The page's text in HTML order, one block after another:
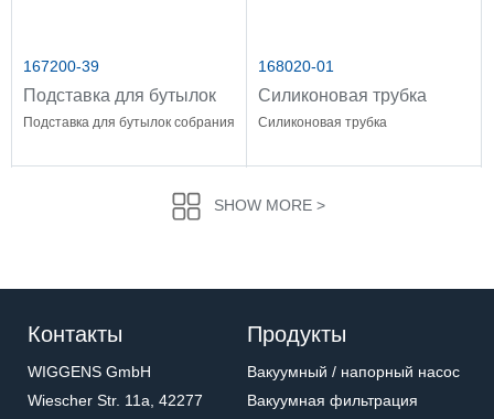
167200-39
Подставка для бутылок
собрания
Подставка для бутылок собрания
168020-01
Силиконовая трубка
Силиконовая трубка
SHOW MORE >
Контакты
WIGGENS GmbH
Wiescher Str. 11a, 42277
Продукты
Вакуумный / напорный насос
Вакуумная фильтрация